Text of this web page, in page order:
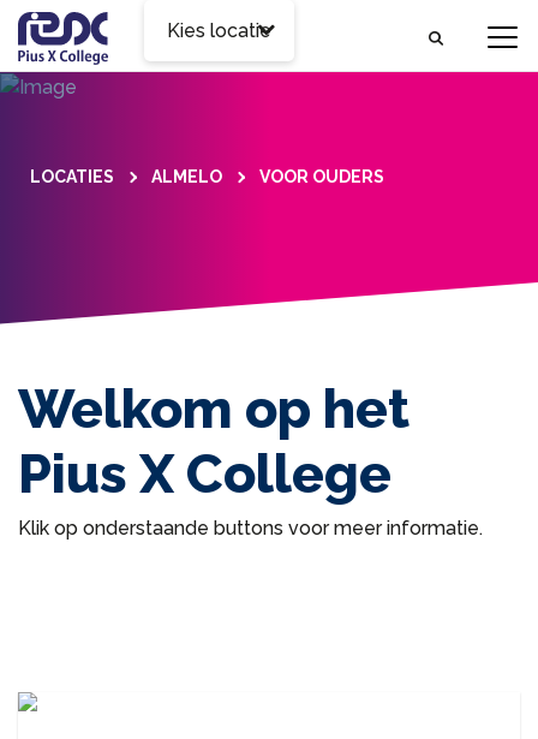
Kies locatie
LOCATIES ALMELO VOOR OUDERS
Welkom op het
Pius X College
Klik op onderstaande buttons voor meer informatie.